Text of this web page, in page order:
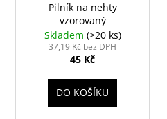
Pilník na nehty
vzorovaný
Skladem (>20 ks)
37,19 Kč bez DPH
45 Kč
DO KOŠÍKU